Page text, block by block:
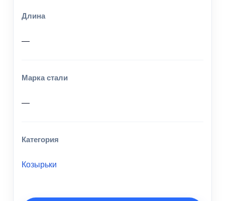
Длина
—
Марка стали
—
Категория
Козырьки